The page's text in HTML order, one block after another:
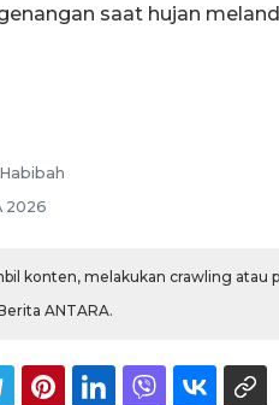
saat hujan
2026
konten, melakukan crawling atau
ANTARA.